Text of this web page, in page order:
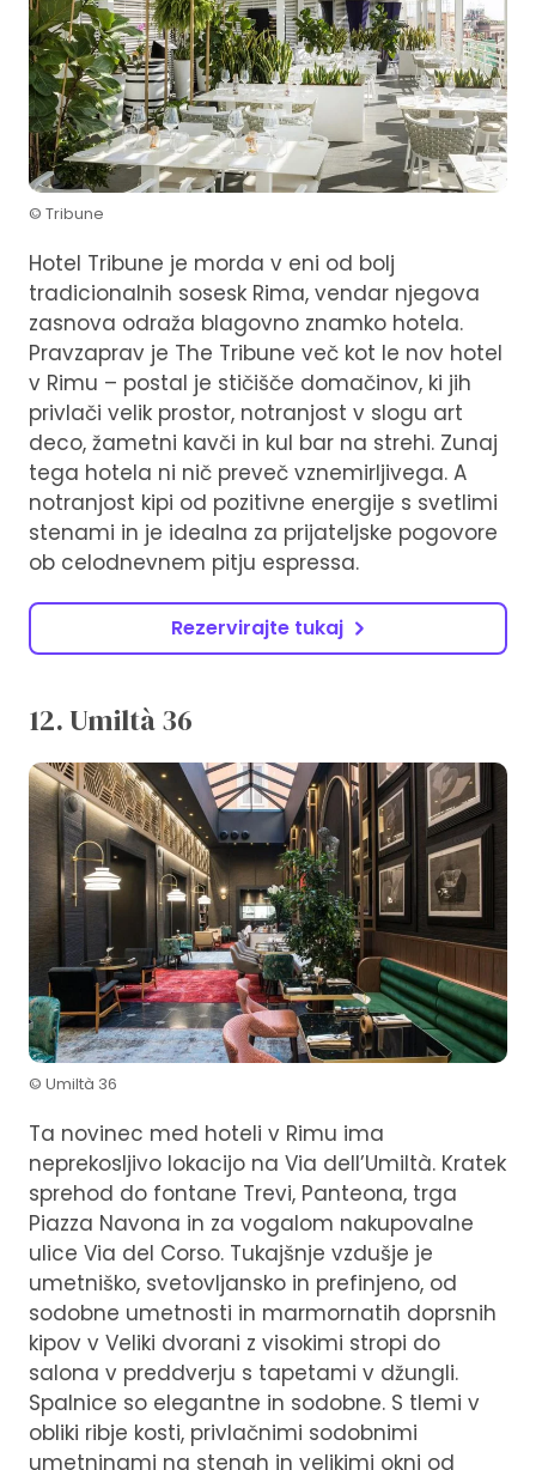
© Tribune
Hotel Tribune je morda v eni od bolj
tradicionalnih sosesk Rima, vendar njegova
zasnova odraža blagovno znamko hotela.
Pravzaprav je The Tribune več kot le nov hotel
v Rimu – postal je stičišče domačinov, ki jih
privlači velik prostor, notranjost v slogu art
deco, žametni kavči in kul bar na strehi. Zunaj
tega hotela ni nič preveč vznemirljivega. A
notranjost kipi od pozitivne energije s svetlimi
stenami in je idealna za prijateljske pogovore
ob celodnevnem pitju espressa.
Rezervirajte tukaj
12. Umiltà 36
© Umiltà 36
Ta novinec med hoteli v Rimu ima
neprekosljivo lokacijo na Via dell’Umiltà. Kratek
sprehod do fontane Trevi, Panteona, trga
Piazza Navona in za vogalom nakupovalne
ulice Via del Corso. Tukajšnje vzdušje je
umetniško, svetovljansko in prefinjeno, od
sodobne umetnosti in marmornatih doprsnih
kipov v Veliki dvorani z visokimi stropi do
salona v preddverju s tapetami v džungli.
Spalnice so elegantne in sodobne. S tlemi v
obliki ribje kosti, privlačnimi sodobnimi
umetninami na stenah in velikimi okni od